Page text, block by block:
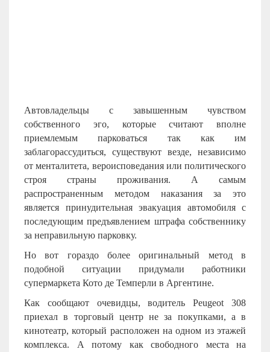
Автовладельцы с завышенным чувством
собственного эго, которые считают вполне
приемлемым парковаться так как им
заблагорассудиться, существуют везде, независимо
от менталитета, вероисповедания или политического
строя страны проживания. А самым
распространенным методом наказания за это
является принудительная эвакуация автомобиля с
последующим предъявлением штрафа собственнику
за неправильную парковку.
Но вот гораздо более оригинальный метод в
подобной ситуации придумали работники
супермаркета Кото де Темперли в Аргентине.
Как сообщают очевидцы, водитель Peugeot 308
приехал в торговый центр не за покупками, а в
кинотеатр, который расположен на одном из этажей
комплекса. А потому как свободного места на